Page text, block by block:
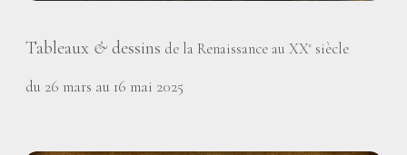
Tableaux & dessins de la Renaissance au XXe siècle
du 26 mars au 16 mai 2025